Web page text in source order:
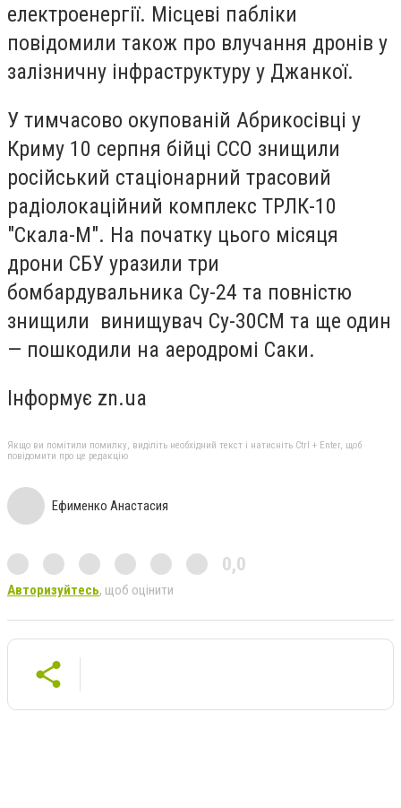
електроенергії. Місцеві пабліки
повідомили також про влучання дронів у
залізничну інфраструктуру у Джанкої.
У тимчасово окупованій Абрикосівці у
Криму 10 серпня бійці ССО знищили
російський стаціонарний трасовий
радіолокаційний комплекс ТРЛК-10
"Скала-М". На початку цього місяця
дрони СБУ уразили три
бомбардувальника Су-24 та повністю
знищили винищувач Су-30СМ та ще один
— пошкодили на аеродромі Саки.
Інформує zn.ua
Якщо ви помітили помилку, виділіть необхідний текст і натисніть Ctrl + Enter, щоб
повідомити про це редакцію
Ефименко Анастасия
0,0
Авторизуйтесь, щоб оцінити